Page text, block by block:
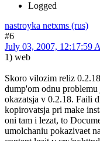
Logged
nastroyka netxms (rus)
#6
July 03, 2007, 12:17:59
1) web
Skoro vilozim reliz
dump'om odnu
okazatsja v 0.2.18. Faili
kopirovatsja pri make
oni tam i lezat, to
umolchaniu pokazivaet